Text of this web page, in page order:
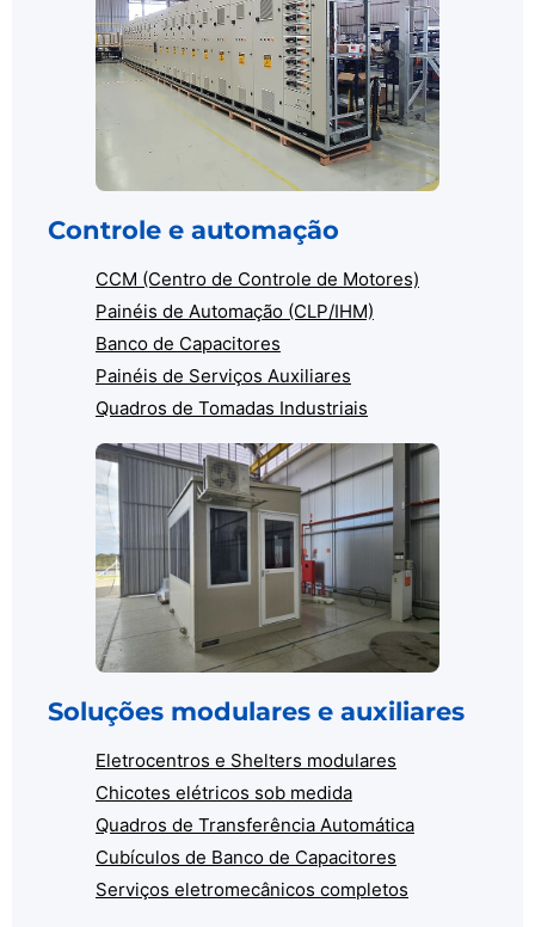
Controle e automação
CCM (Centro de Controle de Motores)
Painéis de Automação (CLP/IHM)
Banco de Capacitores
Painéis de Serviços Auxiliares
Quadros de Tomadas Industriais
Soluções modulares e auxiliares
Eletrocentros e Shelters modulares
Chicotes elétricos sob medida
Quadros de Transferência Automática
Cubículos de Banco de Capacitores
Serviços eletromecânicos completos